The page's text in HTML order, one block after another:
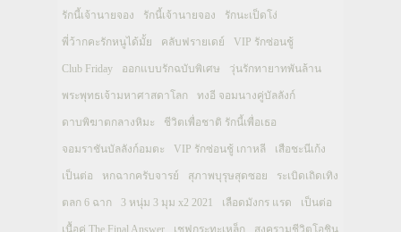
รักนี้เจ้านายจอง รักนี้เจ้านายจอง รักนะเป็ดโง่
พี่ว้ากคะรักหนูได้มั้ย คลับฟรายเดย์ VIP รักซ่อนชู้
Club Friday ออกแบบรักฉบับพิเศษ วุ่นรักทายาทพันล้าน
พระพุทธเจ้ามหาศาสดาโลก ทงอี จอมนางคู่บัลลังก์
ดาบพิฆาตกลางหิมะ ชีวิตเพื่อชาติ รักนี้เพื่อเธอ
จอมราชันบัลลังก์อมตะ VIP รักซ่อนชู้ เกาหลี เสือชะนีเก้ง
เป็นต่อ หกฉากครับจารย์ สุภาพบุรุษสุดซอย ระเบิดเถิดเทิง
ตลก 6 ฉาก 3 หนุ่ม 3 มุม x2 2021 เลือดมังกร แรด เป็นต่อ
เนื้อคู่ The Final Answer เชฟกระทะเหล็ก สงครามชีวิตโอชิน